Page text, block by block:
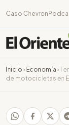
Caso Chevron
Inicio › Economía ›
de motocicletas en